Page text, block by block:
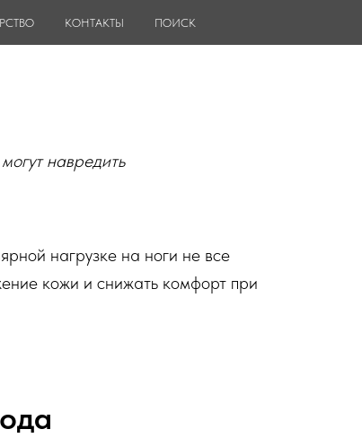
КОНТАКТЫ ПОИСК
навредить
нагрузке на ноги не все
кожи и снижать комфорт при